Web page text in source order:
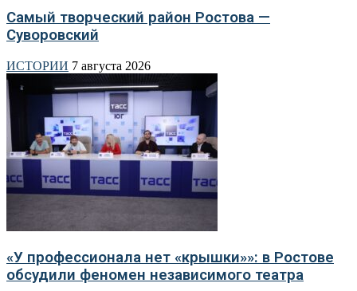
Самый творческий район Ростова —
Суворовский
ИСТОРИИ 7 августа 2026
«У профессионала нет «крышки»»: в Ростове
обсудили феномен независимого театра